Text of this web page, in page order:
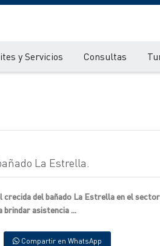
y Servicios Consultas
La Estrella.
del bañado La Estrella en el
brindar asistencia ...
Compartir en WhatsApp